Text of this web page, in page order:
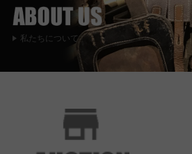
私たちについて